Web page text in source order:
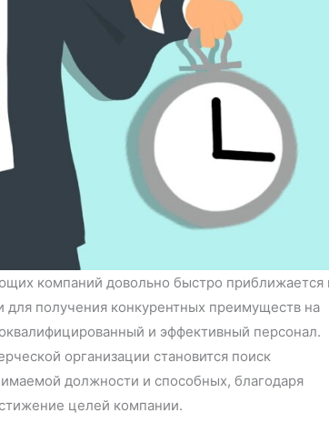
компаний довольно быстро приближается
для получения конкурентных преимуществ на
и эффективный персонал.
организации становится поиск
должности и способных, благодаря
целей компании.